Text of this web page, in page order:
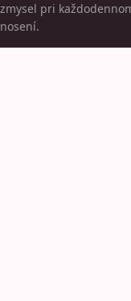
zmysel pri
nosení.